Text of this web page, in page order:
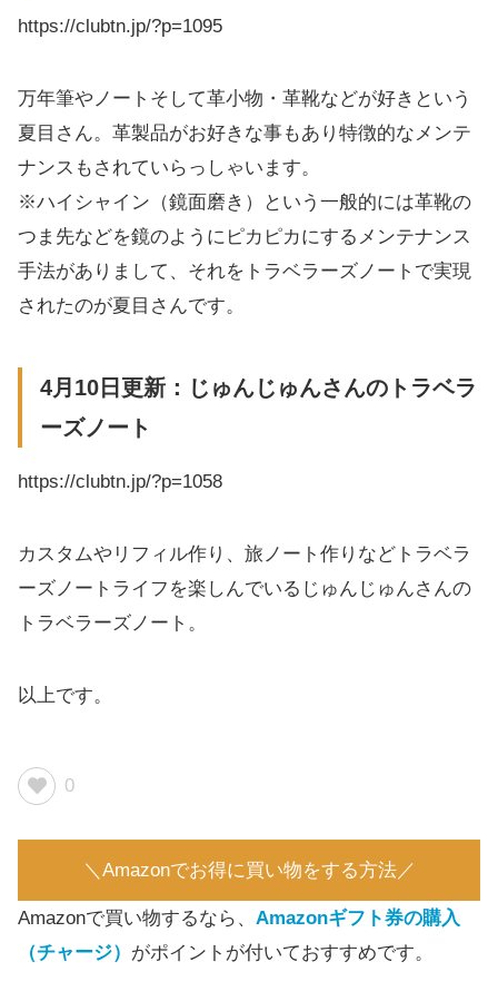
https://clubtn.jp/?p=1095
万年筆やノートそして革小物・革靴などが好きという
夏目さん。革製品がお好きな事もあり特徴的なメンテ
ナンスもされていらっしゃいます。
※ハイシャイン（鏡面磨き）という一般的には革靴の
つま先などを鏡のようにピカピカにするメンテナンス
手法がありまして、それをトラベラーズノートで実現
されたのが夏目さんです。
4月10日更新：じゅんじゅんさんのトラベラ
ーズノート
https://clubtn.jp/?p=1058
カスタムやリフィル作り、旅ノート作りなどトラベラ
ーズノートライフを楽しんでいるじゅんじゅんさんの
トラベラーズノート。
以上です。
0
＼Amazonでお得に買い物をする方法／
Amazonで買い物するなら、 Amazonギフト券の購入
（チャージ） がポイントが付いておすすめです。